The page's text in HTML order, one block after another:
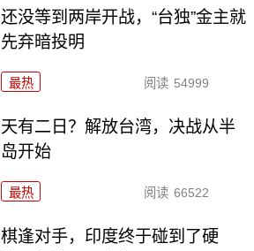
还没等到两岸开战，“台独”金主就
先弃暗投明
最热 阅读 54999
天有二日？解放台湾，决战从半
岛开始
最热 阅读 66522
棋逢对手，印度终于碰到了硬